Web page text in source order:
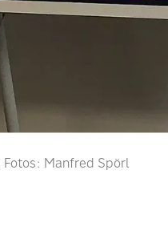
Fotos: Manfred Spörl